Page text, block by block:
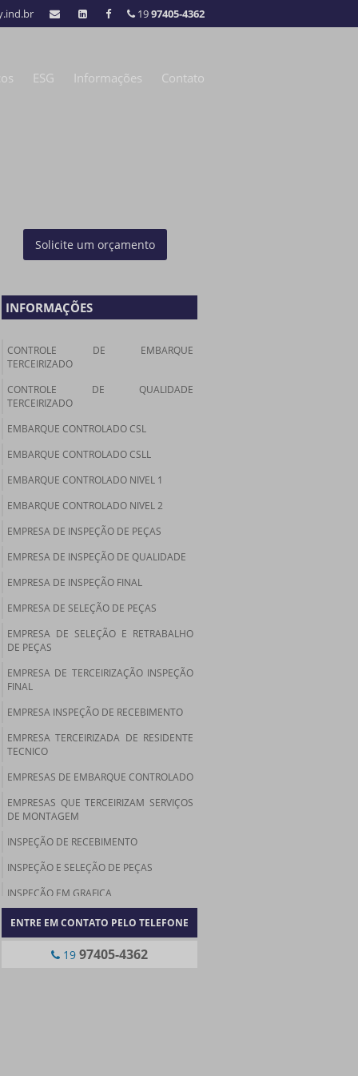
1997405-4362
ESG Informações Contato
Solicite um orçamento
INFORMAÇÕES
CONTROLE DE EMBARQUE
TERCEIRIZADO
CONTROLE DE QUALIDADE
TERCEIRIZADO
EMBARQUE CONTROLADO CSL
EMBARQUE CONTROLADO CSLL
EMBARQUE CONTROLADO NIVEL 1
EMBARQUE CONTROLADO NIVEL 2
EMPRESA DE INSPEÇÃO DE PEÇAS
EMPRESA DE INSPEÇÃO DE QUALIDADE
EMPRESA DE INSPEÇÃO FINAL
EMPRESA DE SELEÇÃO DE PEÇAS
EMPRESA DE SELEÇÃO E RETRABALHO
DE PEÇAS
EMPRESA DE TERCEIRIZAÇÃO INSPEÇÃO
FINAL
EMPRESA INSPEÇÃO DE RECEBIMENTO
EMPRESA TERCEIRIZADA DE RESIDENTE
TECNICO
EMPRESAS DE EMBARQUE CONTROLADO
EMPRESAS QUE TERCEIRIZAM SERVIÇOS
DE MONTAGEM
INSPEÇÃO DE RECEBIMENTO
INSPEÇÃO E SELEÇÃO DE PEÇAS
INSPEÇÃO EM GRAFICA
INSPEÇÃO FINAL
ENTRE EM CONTATO PELO TELEFONE
19 97405-4362